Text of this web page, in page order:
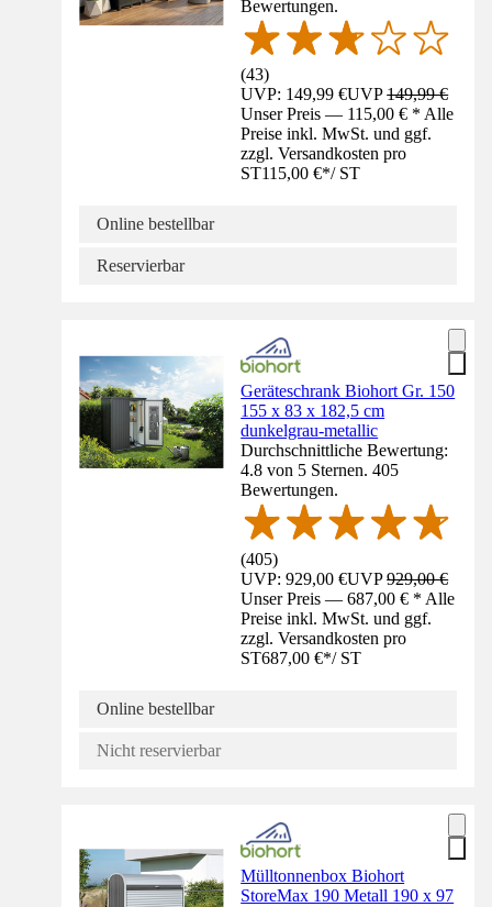
Bewertungen.
(43)
UVP: 149,99 €UVP149,99 €
Unser Preis — 115,00 € * Alle
Preise inkl. MwSt. und ggf.
zzgl. Versandkosten pro
ST115,00 €*/ ST
Online bestellbar
Reservierbar
Geräteschrank Biohort Gr. 150
155 x 83 x 182,5 cm
dunkelgrau-metallic
Durchschnittliche Bewertung:
4.8 von 5 Sternen. 405
Bewertungen.
(405)
UVP: 929,00 €UVP929,00 €
Unser Preis — 687,00 € * Alle
Preise inkl. MwSt. und ggf.
zzgl. Versandkosten pro
ST687,00 €*/ ST
Online bestellbar
Nicht reservierbar
Mülltonnenbox Biohort
StoreMax 190 Metall 190 x 97